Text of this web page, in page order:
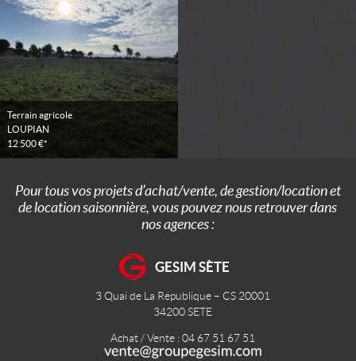
Terrain agricole
LOUPIAN
12 500 €*
Pour tous vos projets d’achat/vente, de gestion/location et
de location saisonnière, vous pouvez nous retrouver dans
nos agences :
GESIM SÈTE
3 Quai de La République – CS 20001
34200SETE
Achat / Vente : 04 67 51 67 51